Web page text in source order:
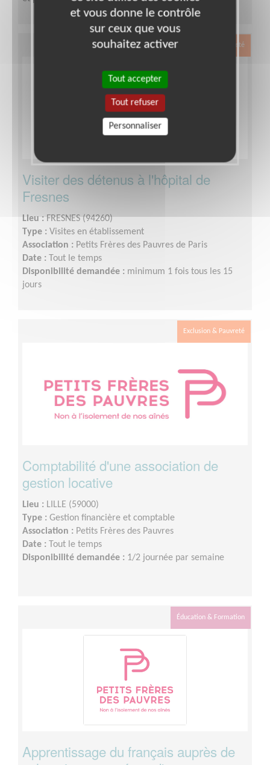
Exclusion & Pauvreté
Visiter des détenus à l'hôpital de
Fresnes
Lieu : FRESNES (94260)
Type : Visites en établissement
Association : Petits Frères des Pauvres de Paris
Date : Tout le temps
Disponibilité demandée : minimum 1 fois tous les 15
jours
Exclusion & Pauvreté
Comptabilité d'une association de
gestion locative
Lieu : LILLE (59000)
Type : Gestion financière et comptable
Association : Petits Frères des Pauvres
Date : Tout le temps
Disponibilité demandée : 1/2 journée par semaine
Éducation & Formation
Apprentissage du français auprès de
et vous donne le contrôle
sur ceux que vous
souhaitez activer
Tout accepter
Tout refuser
Personnaliser